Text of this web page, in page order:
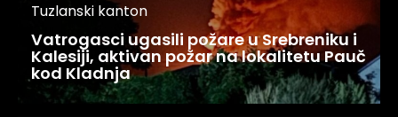
Tuzlanski kanton
Vatrogasci ugasili požare u Srebreniku i
Kalesiji, aktivan požar na lokalitetu Pauč
kod Kladnja